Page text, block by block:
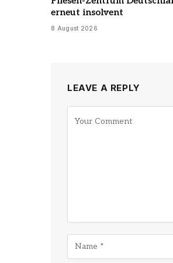
erneut insolvent
8 August 2026
LEAVE A REPLY